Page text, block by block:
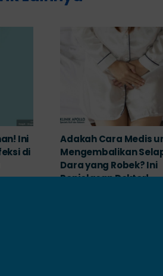
Ini
di
Adakah Cara Medis
Mengembalikan
Dara yang Robek? Ini
Penjelasan Dokter!